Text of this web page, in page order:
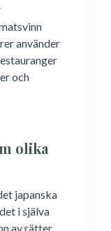
använder
och
olika
japanska
i själva
av rätter.